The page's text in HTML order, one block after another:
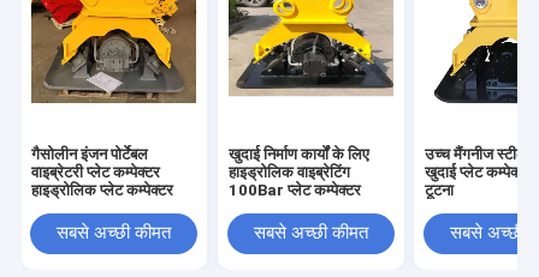
गैसोलीन इंजन पोर्टेबल
वाइब्रेटरी प्लेट कम्पेक्टर
हाइड्रोलिक प्लेट कम्पेक्टर
सबसे अच्छी कीमत
खुदाई निर्माण कार्यों के लिए
हाइड्रोलिक वाइब्रेटिंग
100Bar प्लेट कम्पेक्टर
सबसे अच्छी कीमत
उच्च मैंगनीज स्टील
खुदाई प्लेट
टूटना
सबसे अच्छी